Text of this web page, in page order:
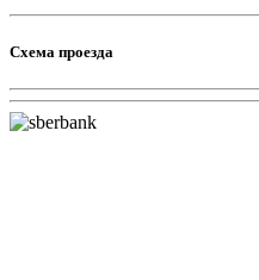
Схема проезда